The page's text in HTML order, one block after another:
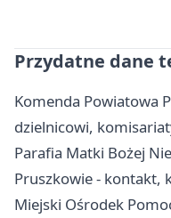
Przydatne dane
Komenda Powiatowa
dzielnicowi,
Parafia Matki Bożej
Pruszkowie - kontakt,
Miejski Ośrodek